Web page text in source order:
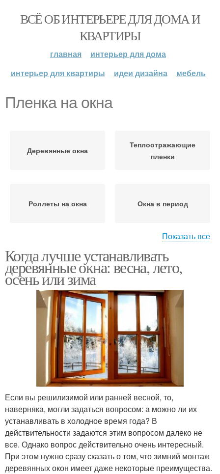
ВСЁ ОБ ИНТЕРЬЕРЕ ДЛЯ ДОМА И
КВАРТИРЫ
главная
интерьер для дома
интерьер для квартиры
идеи дизайна мебель
Пленка на окна
Деревянные окна
Теплоотражающие
пленки
Роллеты на окна Окна в период
Окна в частном доме Окна в доме
Показать все
Когда лучше устанавливать
деревянные окна: весна, лето,
осень или зима
Если вы решилизимой или ранней весной, то,
наверняка, могли задаться вопросом: а можно ли их
устанавливать в холодное время года? В
действительности задаются этим вопросом далеко не
все. Однако вопрос действительно очень интересный.
При этом нужно сразу сказать о том, что зимний монтаж
деревянных окон имеет даже некоторые преимущества.